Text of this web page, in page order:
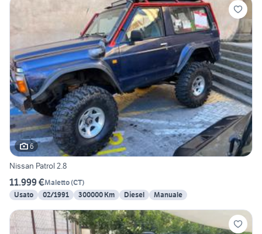
6
Nissan Patrol 2.8
11.999 €Maletto(CT)
Usato
02/1991 300000 Km Diesel Manuale